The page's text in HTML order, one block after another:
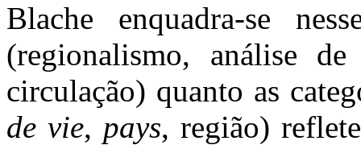
Blache enquadra-se
(regionalismo, análise
circulação) quanto as
de vie, pays, região)